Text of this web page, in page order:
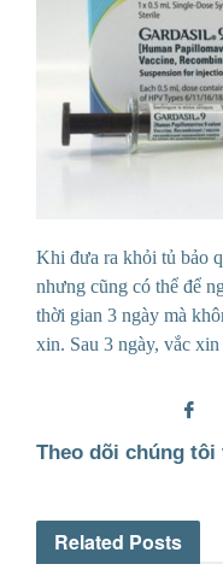
Khi đưa ra khỏi tủ bảo
nhưng cũng có thể để
thời gian 3 ngày mà
xin. Sau 3 ngày, vắc
Theo dõi chúng tôi
Related Posts